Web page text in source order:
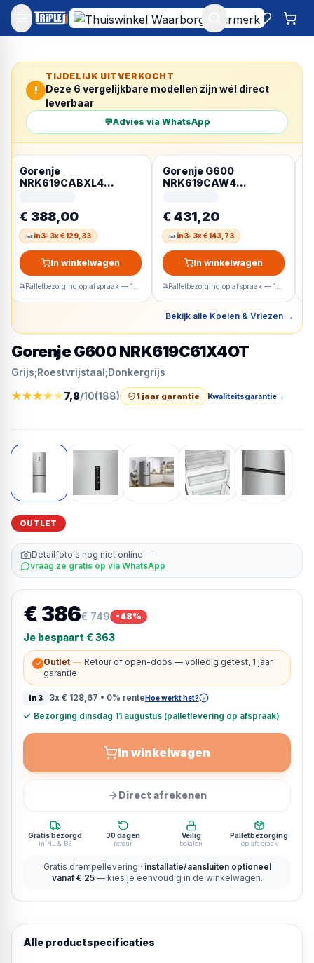
Mijn account
!
TIJDELIJK UITVERKOCHT
Deze 6 vergelijkbare modellen zijn wél direct
leverbaar
💬Advies via WhatsApp
Gorenje
NRK619CABXL4
€ 388,00
in3: 3x € 129,33
In winkelwagen
Gorenje G600
NRK619CAW4
€ 431,20
in3: 3x € 143,73
In winkelwagen
Bekijk alle Koelen & Vriezen →
Gorenje G600 NRK619C61X4OT
Grijs;Roestvrijstaal;Donkergrijs
★★★★★7,8/10(188) 1 jaar garantie Kwaliteitsgarantie→
OUTLET
Detailfoto's nog niet online —
vraag ze gratis op via WhatsApp
€ 386€ 749 -48%
Je bespaart € 363
✓ Outlet — Retour of open-doos — volledig getest, 1 jaar
garantie
in3 3x € 128,67 • 0% renteHoe werkt het?
✓ Bezorging dinsdag 11 augustus (palletlevering op afspraak)
In winkelwagen
Direct afrekenen
Gratis bezorgd
in NL & BE
30 dagen
retour
Veilig
betalen
Palletbezorging
op afspraak
Gratis drempellevering · installatie/aansluiten optioneel
vanaf € 25 — kies je eenvoudig in de winkelwagen.
Alle productspecificaties